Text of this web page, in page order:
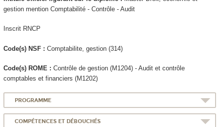
gestion mention Comptabilité - Contrôle - Audit
Inscrit RNCP
Code(s) NSF : Comptabilite, gestion (314)
Code(s) ROME : Contrôle de gestion (M1204) - Audit et contrôle
comptables et financiers (M1202)
PROGRAMME
COMPÉTENCES ET DÉBOUCHÉS